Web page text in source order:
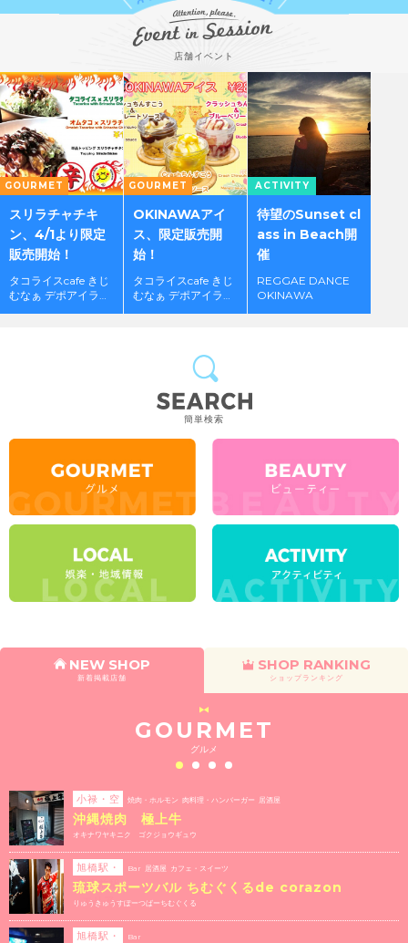
店舗イベント
GOURMET
スリラチャチキ
ン、4/1より限定
販売開始！
タコライスcafe きじ
むなぁ デポアイラン
GOURMET
OKINAWAアイ
ス、限定販売開
始！
タコライスcafe きじ
むなぁ デポアイラン
ACTIVITY
待望のSunset cl
ass in Beach開
催
REGGAE DANCE
OKINAWA
簡単検索
NEW SHOP
新着掲載店舗
SHOP RANKING
ショップランキング
GOURMET
グルメ
小禄・空
港周辺エ
リア
焼肉・ホルモン 肉料理・ハンバーガー 居酒屋
沖縄焼肉 極上牛
オキナワヤキニク ゴクジョウギュウ
旭橋駅・
県庁前駅
エリア
Bar 居酒屋 カフェ・スイーツ
琉球スポーツバル ちむぐくるde corazon
りゅうきゅうすぽーつばーちむぐくる
旭橋駅・ Bar